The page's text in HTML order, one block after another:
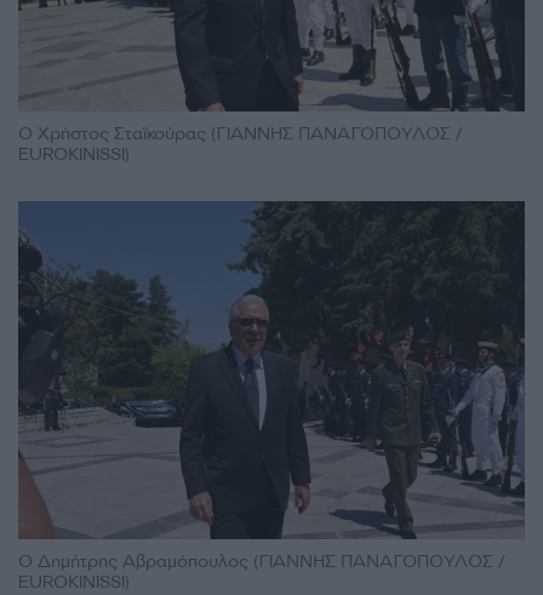
Ο Χρήστος Σταϊκούρας (ΓΙΑΝΝΗΣ ΠΑΝΑΓΟΠΟΥΛΟΣ /
EUROKINISSI)
Ο Δημήτρης Αβραμόπουλος (ΓΙΑΝΝΗΣ ΠΑΝΑΓΟΠΟΥΛΟΣ /
EUROKINISSI)